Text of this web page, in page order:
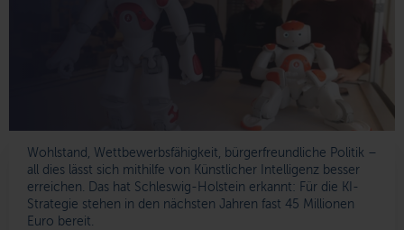
Wohlstand, Wettbewerbsfähigkeit, bürgerfreundliche Politik –
all dies lässt sich mithilfe von Künstlicher Intelligenz besser
erreichen. Das hat Schleswig-Holstein erkannt: Für die KI-
Strategie stehen in den nächsten Jahren fast 45 Millionen
Euro bereit.